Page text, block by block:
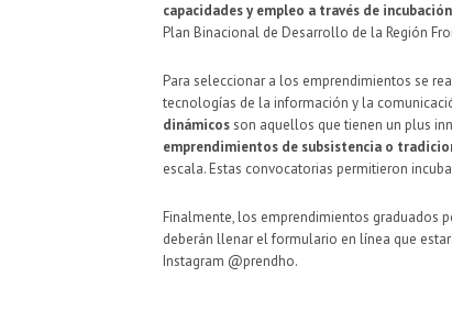
capacidades y empleo a través de
Plan Binacional de Desarrollo de la Región
Para seleccionar a los emprendimientos se
tecnologías de la información y la
dinámicosson aquellos que tienen un plus
emprendimientos de subsistencia o
escala. Estas convocatorias permitieron
Finalmente, los emprendimientos graduados
deberán llenar el formulario en línea que
Instagram @prendho.